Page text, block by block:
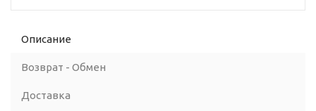
Описание
Возврат - Обмен
Доставка